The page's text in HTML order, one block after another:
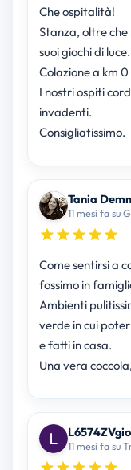
Che ospitalità!
Stanza, oltre
suoi giochi di luce.
Colazione a km
I nostri ospiti
invadenti.
Consigliatissimo.
Tania
11 mesi fa su
Come sentirsi a
fossimo in
Ambienti
verde in cui
e fatti in casa.
Una vera
11 mesi fa su